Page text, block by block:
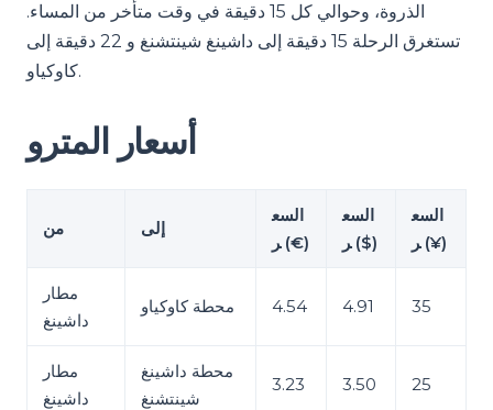
الذروة، وحوالي كل 15 دقيقة في وقت متأخر من المساء.
تستغرق الرحلة 15 دقيقة إلى داشينغ شينتشنغ و 22 دقيقة إلى
كاوكياو.
أسعار المترو
من إلى
السع
ر (€)
السع
ر ($)
السع
ر (¥)
مطار
داشينغ
محطة كاوكياو 4.54 4.91 35
مطار
داشينغ
محطة داشينغ
شينتشنغ
3.23 3.50 25